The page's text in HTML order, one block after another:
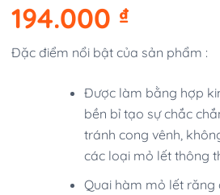
194.000 ₫
Đặc điểm nổi bật của sản phẩm :
Được làm bằng hợp
bền bỉ tạo sự chắc
tránh cong vênh,
các loại mỏ lết thông
Quai hàm mỏ lết răng